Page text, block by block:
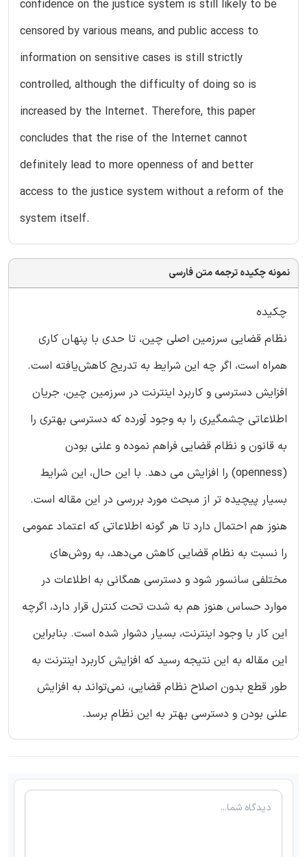
confidence on the justice system is still likely to be
censored by various means, and public access to
information on sensitive cases is still strictly
controlled, although the difficulty of doing so is
increased by the Internet. Therefore, this paper
concludes that the rise of the Internet cannot
definitely lead to more openness of and better
access to the justice system without a reform of the
system itself.
نمونه چکیده ترجمه متن فارسی
چکیده
نظام ‌قضایی سرزمین اصلی چین، تا حدی با پنهان کاری
همراه است، اگر چه این شرایط به تدریج کاهش‌یافته است.
افزایش دسترسی و کاربرد اینترنت در سرزمین چین، جریان
اطلاعاتی چشمگیری را به وجود آورده که دسترسی بهتری را
به قانون و نظام ‌قضایی فراهم نموده و علنی بودن
(openness) را افزایش می دهد. با این حال، این شرایط
بسیار پیچیده تر از مبحث مورد بررسی در این مقاله است.
هنوز هم احتمال دارد تا هر گونه اطلاعاتی که اعتماد عمومی
را نسبت به نظام ‌قضایی کاهش می‌دهد، به روش‌های
مختلفی سانسور شود و دسترسی همگانی به اطلاعات در
موارد حساس هنوز هم به شدت تحت کنترل قرار دارد، اگرچه
این کار با وجود اینترنت، بسیار دشوار شده است. بنابراین
این مقاله به این نتیجه رسید که افزایش کاربرد اینترنت به
طور قطع بدون اصلاح نظام ‌قضایی، نمی‌تواند به افزایش
علنی بودن و دسترسی بهتر به این نظام برسد.